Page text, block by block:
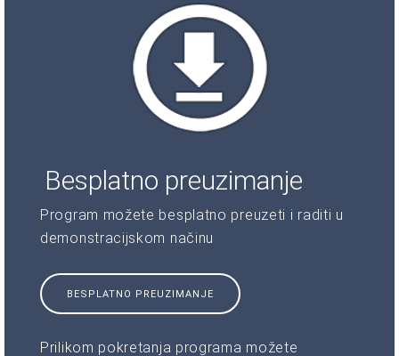
Besplatno preuzimanje
Program možete besplatno preuzeti i raditi u
demonstracijskom načinu
BESPLATNO PREUZIMANJE
Prilikom pokretanja programa možete